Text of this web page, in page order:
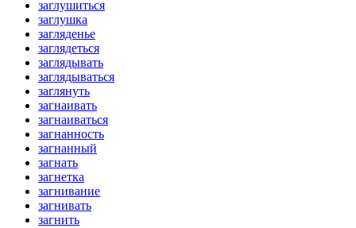
заглушиться
заглушка
загляденье
заглядеться
заглядывать
заглядываться
заглянуть
загнаивать
загнаиваться
загнанность
загнанный
загнать
загнетка
загнивание
загнивать
загнить